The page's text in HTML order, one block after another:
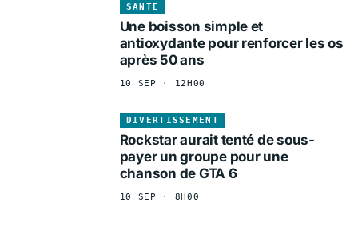
SANTÉ
Une boisson simple et
antioxydante pour renforcer les os
après 50 ans
10 SEP · 12H00
DIVERTISSEMENT
Rockstar aurait tenté de sous-
payer un groupe pour une
chanson de GTA 6
10 SEP · 8H00